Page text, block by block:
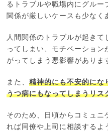
るトラブルや職場内にグルー
関係が厳しいケースも少なく
人間関係のトラブルが起きて
ってしまい、モチベーション
がってしまう悪影響がありま
また、精神的にも不安的にな
うつ病にもなってしまうリス
そのため、日頃からコミュニ
れば同僚や上司に相談するよ